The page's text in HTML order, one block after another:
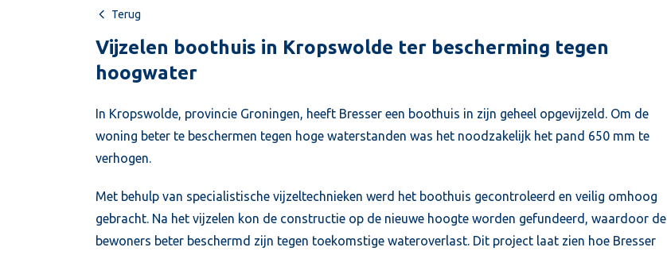
Terug
Vijzelen boothuis in Kropswolde ter bescherming tegen
hoogwater
In Kropswolde, provincie Groningen, heeft Bresser een boothuis in zijn geheel opgevijzeld. Om de
woning beter te beschermen tegen hoge waterstanden was het noodzakelijk het pand 650 mm te
verhogen.
Met behulp van specialistische vijzeltechnieken werd het boothuis gecontroleerd en veilig omhoog
gebracht. Na het vijzelen kon de constructie op de nieuwe hoogte worden gefundeerd, waardoor de
bewoners beter beschermd zijn tegen toekomstige wateroverlast. Dit project laat zien hoe Bresser